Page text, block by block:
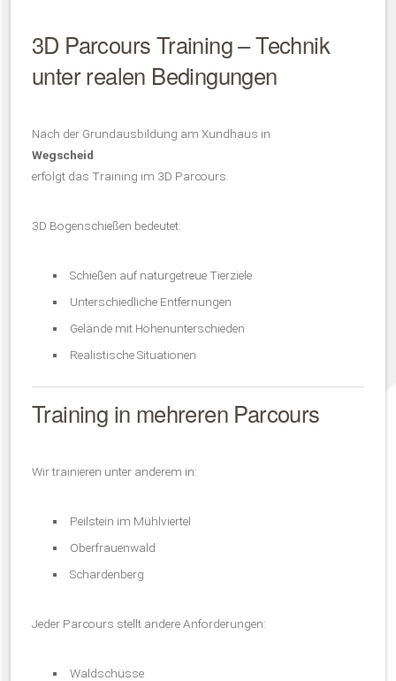
3D Parcours Training – Technik
unter realen Bedingungen
Nach der Grundausbildung am Xundhaus in
Wegscheid
erfolgt das Training im 3D Parcours.
3D Bogenschießen bedeutet:
Schießen auf naturgetreue Tierziele
Unterschiedliche Entfernungen
Gelände mit Höhenunterschieden
Realistische Situationen
Training in mehreren Parcours
Wir trainieren unter anderem in:
Peilstein im Mühlviertel
Oberfrauenwald
Schardenberg
Jeder Parcours stellt andere Anforderungen:
Waldschüsse